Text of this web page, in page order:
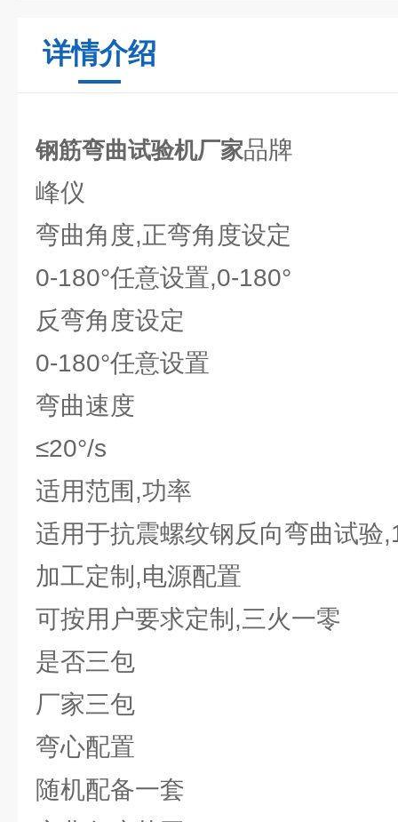
详情介绍
钢筋弯曲试验机厂家品牌
峰仪
弯曲角度,正弯角度设定
0-180°任意设置,0-180°
反弯角度设定
0-180°任意设置
弯曲速度
≤20°/s
适用范围,功率
适用于抗震螺纹钢反向弯曲试验
加工定制,电源配置
可按用户要求定制,三火一零
是否三包
厂家三包
弯心配置
随机配备一套